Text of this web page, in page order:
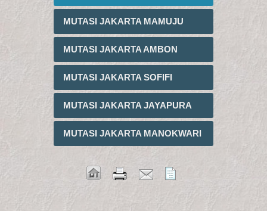
MUTASI JAKARTA MAMUJU
MUTASI JAKARTA AMBON
MUTASI JAKARTA SOFIFI
MUTASI JAKARTA JAYAPURA
MUTASI JAKARTA MANOKWARI